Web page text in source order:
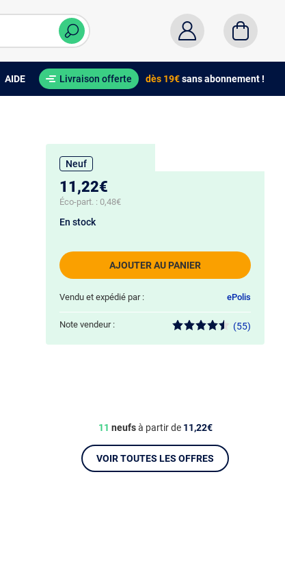
AIDE Livraison offerte dès 19€sans abonnement !
Neuf
11,22€
Éco-part. : 0,48€
AJOUTER AU PANIER
En stock
Vendu et expédié par : ePolis
Note vendeur : (55)
11 neufsà partir de 11,22€
VOIR TOUTES LES OFFRES